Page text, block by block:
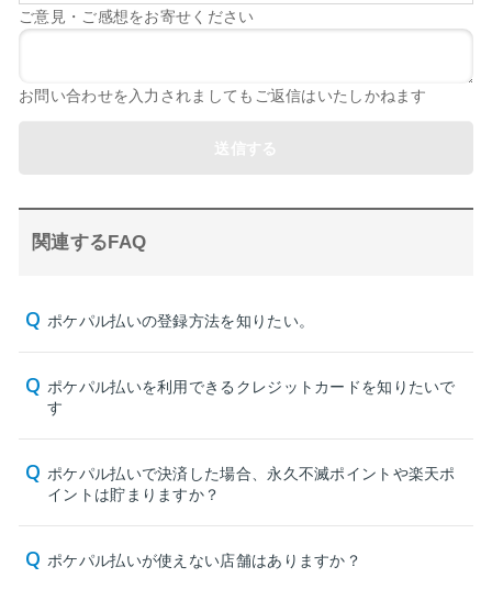
ご意見・ご感想をお寄せください
お問い合わせを入力されましてもご返信はいたしかねます
関連するFAQ
ポケパル払いの登録方法を知りたい。
ポケパル払いを利用できるクレジットカードを知りたいで
す
ポケパル払いで決済した場合、永久不滅ポイントや楽天ポ
イントは貯まりますか？
ポケパル払いが使えない店舗はありますか？